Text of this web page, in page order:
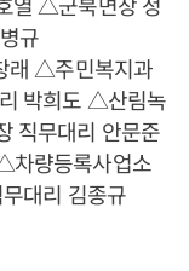
규
래 △주민복지과
박희도 △산림녹
직무대리 안문준
차량등록사업소
대리 김종규